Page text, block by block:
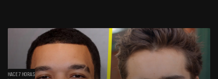
HACE 7 HORAS